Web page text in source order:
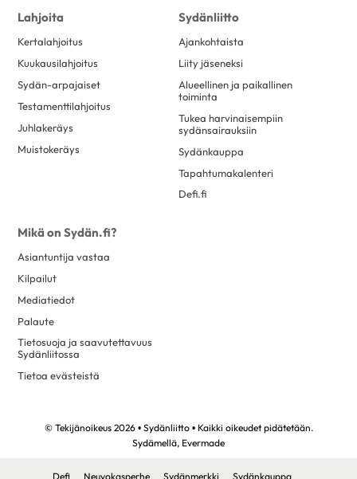
Lahjoita
Kertalahjoitus
Kuukausilahjoitus
Sydän-arpajaiset
Testamenttilahjoitus
Juhlakeräys
Muistokeräys
Sydänliitto
Ajankohtaista
Liity jäseneksi
Alueellinen ja paikallinen
toiminta
Tukea harvinaisempiin
sydänsairauksiin
Sydänkauppa
Tapahtumakalenteri
Defi.fi
Mikä on Sydän.fi?
Asiantuntija vastaa
Kilpailut
Mediatiedot
Palaute
Tietosuoja ja saavutettavuus
Sydänliitossa
Tietoa evästeistä
© Tekijänoikeus 2026 • Sydänliitto • Kaikki oikeudet pidätetään.
Sydämellä, Evermade
Defi Neuvokasperhe Sydänmerkki Sydänkauppa